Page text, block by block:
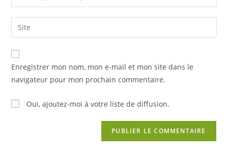
comment
your
email
address
comment
Saisir
l’URL
de
votre
(facultatif)
Enregistrer mon nom, mon e-mail et mon site dans le
navigateur pour mon prochain commentaire.
Oui, ajoutez-moi à votre liste de diffusion.